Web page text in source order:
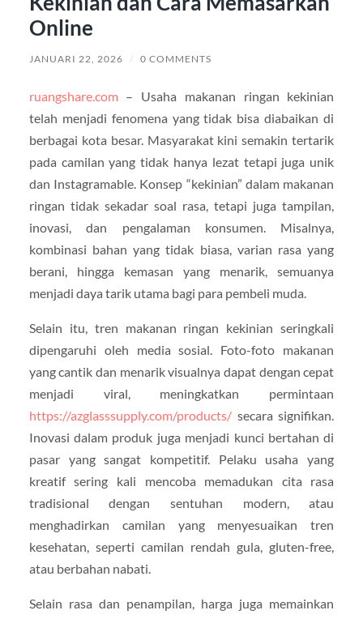
Online
JANUARI 22, 2026 / 0 COMMENTS
ruangshare.com – Usaha makanan ringan kekinian
telah menjadi fenomena yang tidak bisa diabaikan di
berbagai kota besar. Masyarakat kini semakin tertarik
pada camilan yang tidak hanya lezat tetapi juga unik
dan Instagramable. Konsep “kekinian” dalam makanan
ringan tidak sekadar soal rasa, tetapi juga tampilan,
inovasi, dan pengalaman konsumen. Misalnya,
kombinasi bahan yang tidak biasa, varian rasa yang
berani, hingga kemasan yang menarik, semuanya
menjadi daya tarik utama bagi para pembeli muda.
Selain itu, tren makanan ringan kekinian seringkali
dipengaruhi oleh media sosial. Foto-foto makanan
yang cantik dan menarik visualnya dapat dengan cepat
menjadi viral, meningkatkan permintaan
https://azglasssupply.com/products/secara signifikan.
Inovasi dalam produk juga menjadi kunci bertahan di
pasar yang sangat kompetitif. Pelaku usaha yang
kreatif sering kali mencoba memadukan cita rasa
tradisional dengan sentuhan modern, atau
menghadirkan camilan yang menyesuaikan tren
kesehatan, seperti camilan rendah gula, gluten-free,
atau berbahan nabati.
Selain rasa dan penampilan, harga juga memainkan